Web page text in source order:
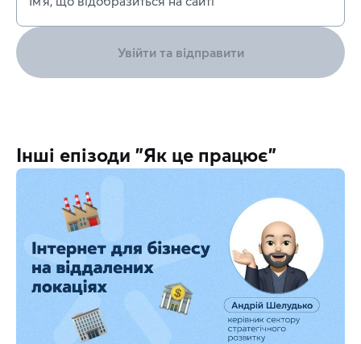
Увійти та відправити
Інші епізоди "Як це працює"